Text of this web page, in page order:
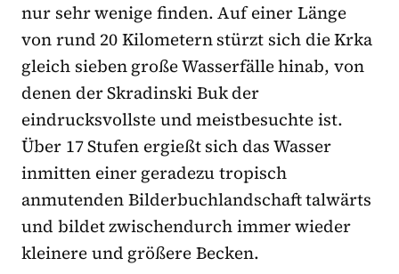
nur sehr wenige finden. Auf einer Länge
von rund 20 Kilometern stürzt sich die Krka
gleich sieben große Wasserfälle hinab, von
denen der Skradinski Buk der
eindrucksvolls­te und meistbesuchte ist.
Über 17 Stufen ergießt sich das Wasser
inmitten einer geradezu tropisch
anmutenden Bilderbuchlandschaft talwärts
und bildet zwischendurch immer wieder
kleinere und größere Becken.